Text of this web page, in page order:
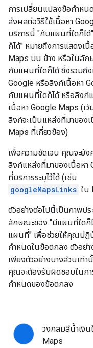
การเปลี่ยนแปลงข้อกำหน
ส่งผลต่อวิธีใช้เนื้อหา
บริการนี้ "กับแผนที่ใดก็ไ
ก็ได้" หมายถึงการแสดงเนื้
Maps บน ข้าง หรือในลัก
กับแผนที่ใดก็ได้ ซึ่งรวมถึ
Google หรือลิงก์เนื้อหา
กับแผนที่ใดก็ได้ หรือลิงก์
เนื้อหา Google Maps (เ
ลิงก์จะเป็นแหล่งที่มาของ
Maps ที่เกี่ยวข้อง)
เพื่อความชัดเจน คุณจะยัง
ลิงก์แหล่งที่มาของเนื้อหา
ที่บริการระบุไว้ได้ (เช่น
googleMapsLinks ใน
ตัวอย่างต่อไปนี้เป็นภาพป
ลักษณะของ "มีแผนที่ใดก็ไ
แผนที่" เพื่อช่วยให้คุณปฏิ
กำหนดในข้อตกลง ตัวอย่า
เพียงตัวอย่างบางส่วนเท่
คุณจะต้องรับผิดชอบในก
กำหนดของข้อตกลง
วงกลมสีน้ำเงิน
Maps